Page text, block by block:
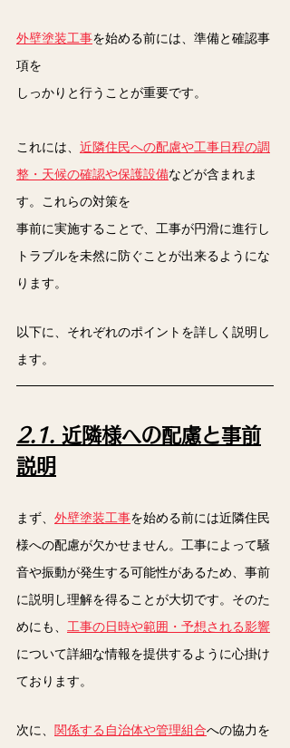
外壁塗装工事を始める前には、準備と確認事
項を
しっかりと行うことが重要です。
これには、 近隣住民への配慮や工事日程の調
整・天候の確認や保護設備などが含まれま
す。これらの対策を
事前に実施することで、工事が円滑に進行し
トラブルを未然に防ぐことが出来るようにな
ります。
以下に、それぞれのポイントを詳しく説明し
ます。
2.1. 近隣様への配慮と事前
説明
まず、 外壁塗装工事を始める前には近隣住民
様への配慮が欠かせません。工事によって騒
音や振動が発生する可能性があるため、事前
に説明し理解を得ることが大切です。そのた
めにも、 工事の日時や範囲・予想される影響
について詳細な情報を提供するように心掛け
ております。
次に、 関係する自治体や管理組合への協力を